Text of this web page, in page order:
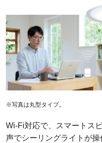
※写真は丸型タイプ。
Wi-Fi対応で、スマートス
声でシーリングライトが